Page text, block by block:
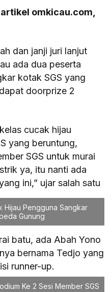
omkicau.com,
dan janji juri lanjut
ada dua peserta
kotak SGS yang
doorprize 2
cucak hijau
yang beruntung,
SGS untuk murai
ya, itu nanti ada
ini,” ujar salah satu
Hijau Pengguna Sangkar
Gunung
batu, ada Abah Yono
bernama Tedjo yang
runner-up.
Ke 2 Sesi Member SGS